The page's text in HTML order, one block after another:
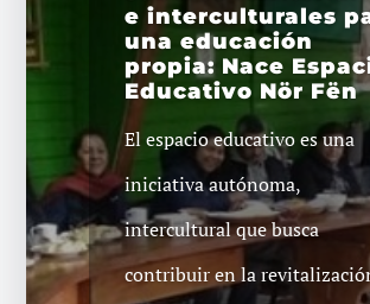
e interculturales
una educación
propia: Nace
Educativo Nör Fën
El espacio educativo es una
iniciativa autónoma,
intercultural que busca
contribuir en la